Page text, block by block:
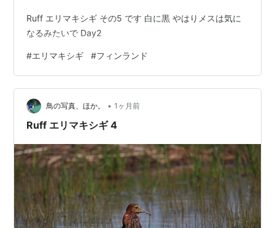
Ruff エリマキシギ その5 です 白に黒 やはりメスは気に
なるみたいで Day2
#エリマキシギ #フィンランド
鳥の写真、ほか。 • 1ヶ月前
Ruff エリマキシギ 4